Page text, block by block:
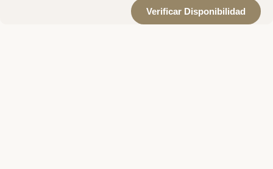
Verificar Disponibilidad